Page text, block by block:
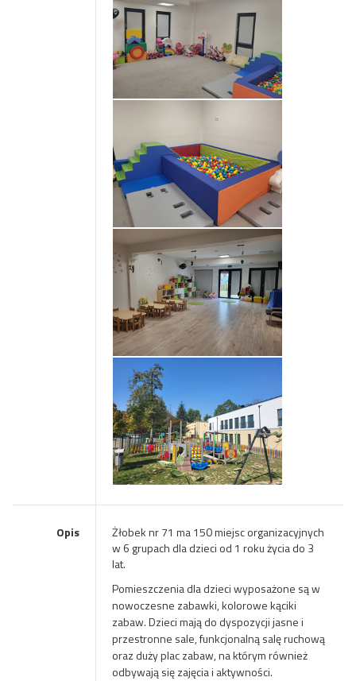
Opis
Żłobek nr 71 ma 150 miejsc organizacyjnych
w 6 grupach dla dzieci od 1 roku życia do 3
lat.
Pomieszczenia dla dzieci wyposażone są w
nowoczesne zabawki, kolorowe kąciki
zabaw. Dzieci mają do dyspozycji jasne i
przestronne sale, funkcjonalną salę ruchową
oraz duży plac zabaw, na którym również
odbywają się zajęcia i aktywności.